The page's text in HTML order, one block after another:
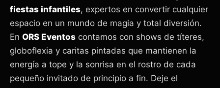
fiestas infantiles, expertos en convertir cualquier
espacio en un mundo de magia y total diversión.
En ORS Eventos contamos con shows de títeres,
globoflexia y caritas pintadas que mantienen la
energía a tope y la sonrisa en el rostro de cada
pequeño invitado de principio a fin. Deje el